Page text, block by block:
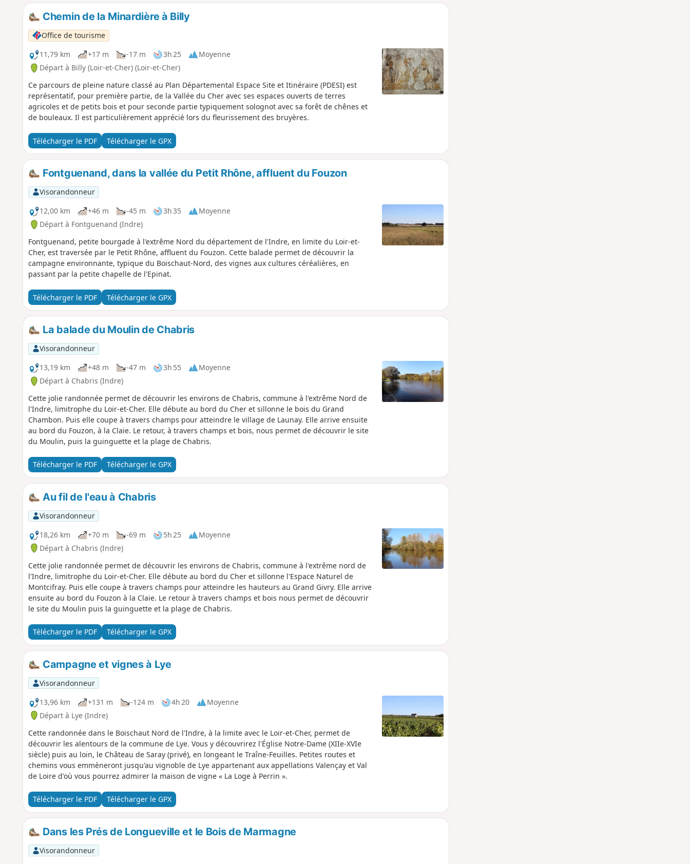
Chemin de la Minardière à Billy
Office de tourisme
11,79 km
+17 m -17 m 3h 25
Moyenne
Départ à Billy (Loir-et-Cher) (Loir-et-Cher)
Ce parcours de pleine nature classé au Plan Départemental Espace Site et Itinéraire (PDESI) est
représentatif, pour première partie, de la Vallée du Cher avec ses espaces ouverts de terres
agricoles et de petits bois et pour seconde partie typiquement solognot avec sa forêt de chênes et
de bouleaux. Il est particulièrement apprécié lors du fleurissement des bruyères.
Télécharger le PDF Télécharger le GPX
Fontguenand, dans la vallée du Petit Rhône, affluent du Fouzon
Visorandonneur
12,00 km
+46 m -45 m 3h 35
Moyenne
Départ à Fontguenand (Indre)
Fontguenand, petite bourgade à l'extrême Nord du département de l'Indre, en limite du Loir-et-
Cher, est traversée par le Petit Rhône, affluent du Fouzon. Cette balade permet de découvrir la
campagne environnante, typique du Boischaut-Nord, des vignes aux cultures céréalières, en
passant par la petite chapelle de l'Epinat.
Télécharger le PDF Télécharger le GPX
La balade du Moulin de Chabris
Visorandonneur
13,19 km
+48 m -47 m 3h 55
Moyenne
Départ à Chabris (Indre)
Cette jolie randonnée permet de découvrir les environs de Chabris, commune à l'extrême Nord de
l'Indre, limitrophe du Loir-et-Cher. Elle débute au bord du Cher et sillonne le bois du Grand
Chambon. Puis elle coupe à travers champs pour atteindre le village de Launay. Elle arrive ensuite
au bord du Fouzon, à la Claie. Le retour, à travers champs et bois, nous permet de découvrir le site
du Moulin, puis la guinguette et la plage de Chabris.
Télécharger le PDF Télécharger le GPX
Au fil de l'eau à Chabris
Visorandonneur
18,26 km
+70 m -69 m 5h 25
Moyenne
Départ à Chabris (Indre)
Cette jolie randonnée permet de découvrir les environs de Chabris, commune à l'extrême nord de
l'Indre, limitrophe du Loir-et-Cher. Elle débute au bord du Cher et sillonne l'Espace Naturel de
Montcifray. Puis elle coupe à travers champs pour atteindre les hauteurs au Grand Givry. Elle arrive
ensuite au bord du Fouzon à la Claie. Le retour à travers champs et bois nous permet de découvrir
le site du Moulin puis la guinguette et la plage de Chabris.
Télécharger le PDF Télécharger le GPX
Campagne et vignes à Lye
Visorandonneur
13,96 km
+131 m -124 m 4h 20
Moyenne
Départ à Lye (Indre)
Cette randonnée dans le Boischaut Nord de l'Indre, à la limite avec le Loir-et-Cher, permet de
découvrir les alentours de la commune de Lye. Vous y découvrirez l'Église Notre-Dame (XIIe-XVIe
siècle) puis au loin, le Château de Saray (privé), en longeant le Traîne-Feuilles. Petites routes et
chemins vous emmèneront jusqu'au vignoble de Lye appartenant aux appellations Valençay et Val
de Loire d'où vous pourrez admirer la maison de vigne « La Loge à Perrin ».
Télécharger le PDF Télécharger le GPX
Dans les Prés de Longueville et le Bois de Marmagne
Visorandonneur